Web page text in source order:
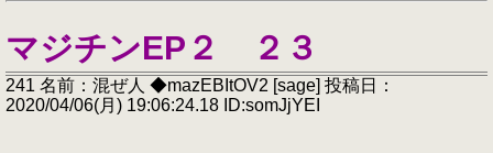
マジチンEP２ ２３
241 名前：混ぜ人 ◆mazEBItOV2 [sage] 投稿日：
2020/04/06(月) 19:06:24.18 ID:somJjYEI